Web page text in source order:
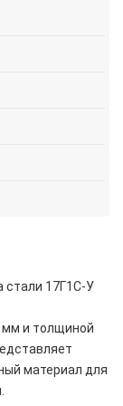
стали 17Г1С-У
мм и толщиной
материал для